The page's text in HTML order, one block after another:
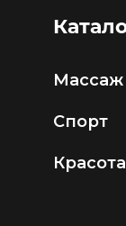
Массаж
Спорт
Красота